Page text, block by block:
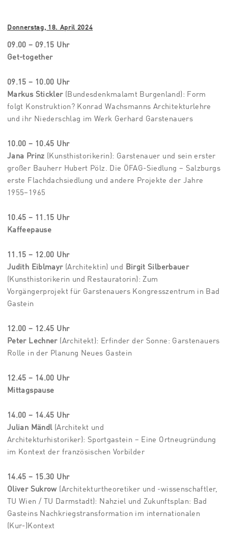
Donnerstag, 18. April 2024
09.00 – 09.15 Uhr
Get-together
09.15 – 10.00 Uhr
Markus Stickler(Bundesdenkmalamt Burgenland): Form
folgt Konstruktion? Konrad Wachsmanns Architektur­lehre
und ihr Niederschlag im Werk Gerhard Garstenauers
10.00 – 10.45 Uhr
Jana Prinz (Kunsthistorikerin): Garstenauer und sein erster
großer Bauherr Hubert Pölz. Die ÖFAG-Siedlung – Salzburgs
erste Flachdachsiedlung und andere Projekte der Jahre
1955–1965
10.45 – 11.15 Uhr
Kaffeepause
11.15 – 12.00 Uhr
Judith Eiblmayr(Architektin) und
Birgit Silberbauer
(Kunsthistorikerin und Restauratorin): Zum
Vorgängerprojekt für Garstenauers Kongresszentrum in Bad
Gastein
12.00 – 12.45 Uhr
Peter Lechner(Architekt): Erfinder der Sonne: Garstenauers
Rolle in der Planung Neues Gastein
12.45 – 14.00 Uhr
Mittagspause
14.00 – 14.45 Uhr
Julian Mändl(Architekt und
Architekturhistoriker): Sportgastein – Eine Ortneugründung
im Kontext der französischen Vorbilder
14.45 – 15.30 Uhr
Oliver Sukrow(Architekturtheoretiker und -wissenschaftler,
TU Wien / TU Darmstadt): Nahziel und Zukunftsplan: Bad
Gasteins Nachkriegstransformation im internationalen
(Kur-)Kontext